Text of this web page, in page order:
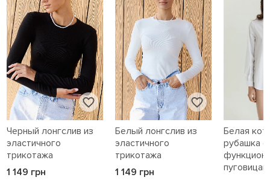
Черный лонгслив из
эластичного
трикотажа
1 149 грн
Белый лонгслив из
эластичного
трикотажа
1 149 грн
Белая
рубашка с